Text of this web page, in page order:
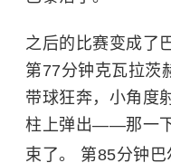
之后的比赛变成了
第77分钟克瓦拉茨
带球狂奔，小角度
柱上弹出——那一
束了。 第85分钟